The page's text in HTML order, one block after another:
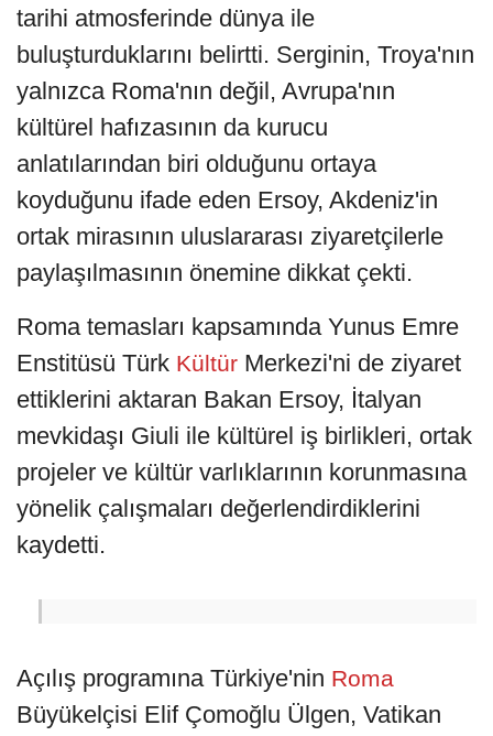
tarihi atmosferinde dünya ile
buluşturduklarını belirtti. Serginin, Troya'nın
yalnızca Roma'nın değil, Avrupa'nın
kültürel hafızasının da kurucu
anlatılarından biri olduğunu ortaya
koyduğunu ifade eden Ersoy, Akdeniz'in
ortak mirasının uluslararası ziyaretçilerle
paylaşılmasının önemine dikkat çekti.
Roma temasları kapsamında Yunus Emre
Enstitüsü Türk Kültür Merkezi'ni de ziyaret
ettiklerini aktaran Bakan Ersoy, İtalyan
mevkidaşı Giuli ile kültürel iş birlikleri, ortak
projeler ve kültür varlıklarının korunmasına
yönelik çalışmaları değerlendirdiklerini
kaydetti.
Açılış programına Türkiye'nin Roma
Büyükelçisi Elif Çomoğlu Ülgen, Vatikan